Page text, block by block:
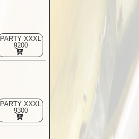
PARTY XXXL
9200
PARTY XXXL
9300